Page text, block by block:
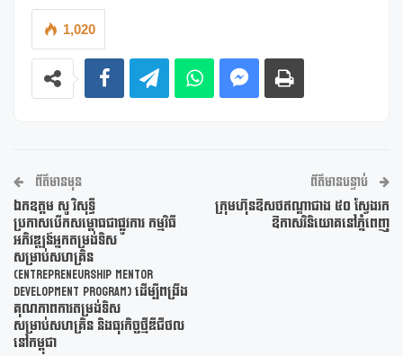
1,020
ព័ត៌មានមុន
ឯកឧត្តម សូ វិសុទ្ធី
ប្រកាសបើកសម្ពោធជាផ្លូវការ កម្មវិធី
អភិវឌ្ឍន៍អ្នកតម្រង់ទិស
សម្រាប់សហគ្រិន
(Entrepreneurship Mentor
Development Program) ដើម្បីពង្រឹង
គុណភាពការតម្រង់ទិស
សម្រាប់សហគ្រិន និងធុរកិច្ចថ្មីឌីជីថល
នៅកម្ពុជា
ព័ត៌មានបន្ទាប់
ក្រុមហ៊ុនឱសថឥណ្ឌាជាង ៥០ ស្វែងរក
ឱកាសវិនិយោគនៅភ្នំពេញ